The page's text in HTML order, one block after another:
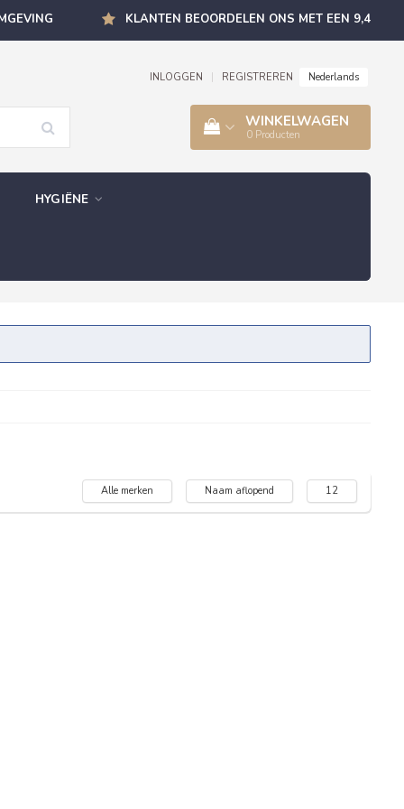
KLANTEN BEOORDELEN ONS MET EEN 9,4
INLOGGEN REGISTREREN Nederlands
WINKELWAGEN
0 Producten
HYGIËNE
Alle merken Naam aflopend 12